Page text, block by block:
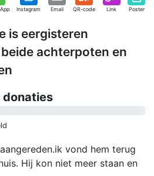
Instagram Email QR-code Link Poster
is eergisteren
achterpoten en
donaties
vond hem terug
Hij kon niet meer staan en